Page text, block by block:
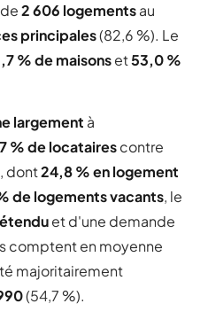
2 606 logementsau
principales(82,6 %). Le
% de maisonset53,0 %
largement à
% de locatairescontre
, dont24,8 % en logement
de logements vacants, le
et d'une demande
comptent en moyenne
majoritairement
(54,7 %).